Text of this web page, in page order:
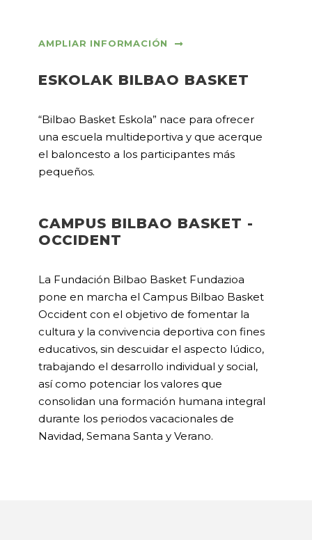
AMPLIAR INFORMACIÓN
ESKOLAK BILBAO BASKET
“Bilbao Basket Eskola” nace para ofrecer
una escuela multideportiva y que acerque
el baloncesto a los participantes más
pequeños.
CAMPUS BILBAO BASKET -
OCCIDENT
La Fundación Bilbao Basket Fundazioa
pone en marcha el Campus Bilbao Basket
Occident con el objetivo de fomentar la
cultura y la convivencia deportiva con fines
educativos, sin descuidar el aspecto lúdico,
trabajando el desarrollo individual y social,
así como potenciar los valores que
consolidan una formación humana integral
durante los periodos vacacionales de
Navidad, Semana Santa y Verano.